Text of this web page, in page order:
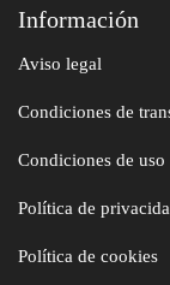
Información
Aviso legal
Condiciones de
Condiciones de uso
Política de
Política de cookies